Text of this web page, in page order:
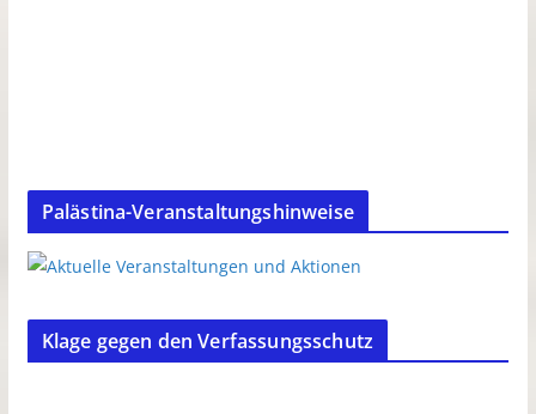
Palästina-Veranstaltungshinweise
Klage gegen den Verfassungsschutz